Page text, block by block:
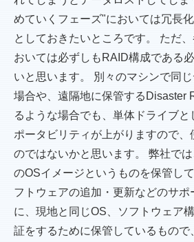
めていくフェーズ"においては冗長
としておきたいところです。 ただ
おいては必ずしもRAID構成である
いと思います。 別々のマシンで同
場合や、遠隔地に保管するDisaster
るような場合でも、単体ドライブ
ポータビリティが上がりますので、
のではないかと思います。 弊社で
のOSイメージというものを保管し
フトウェアの追加・更新などのサ
に、現地と同じOS、ソフトウェア
証をするために保管しているもので